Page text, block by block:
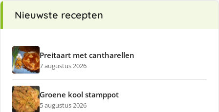
Nieuwste recepten
Preitaart met cantharellen
7 augustus 2026
Groene kool stamppot
5 augustus 2026